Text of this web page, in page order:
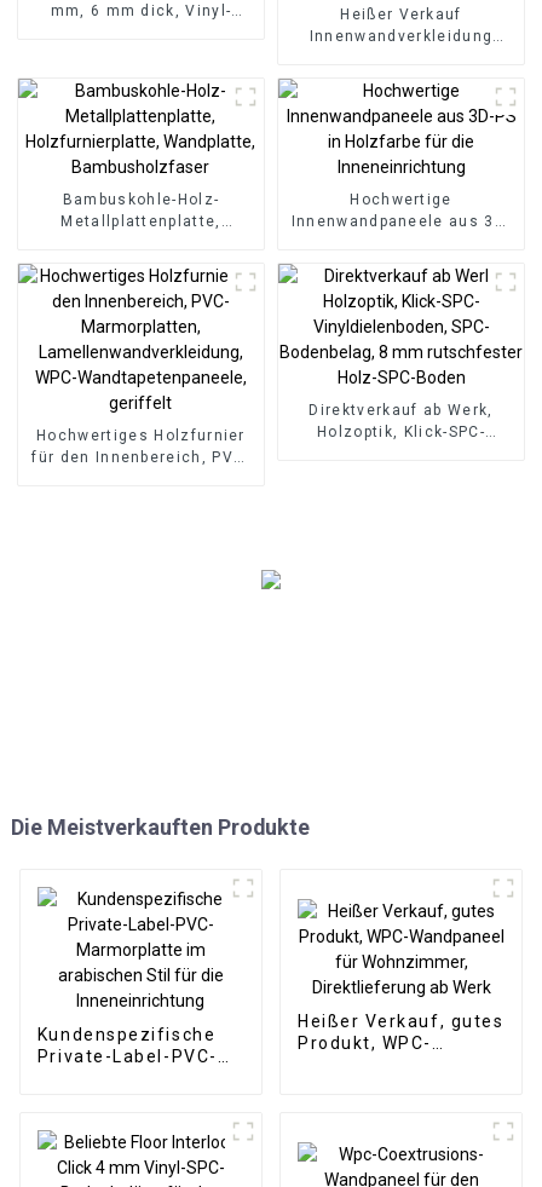
mm, 6 mm dick, Vinyl-
Heißer Verkauf
Innenwandverkleidung
Holz Kunststoff
Verbundplatte Geriffelte
Wpc Wandpaneel
Bambuskohle-Holz-
Metallplattenplatte,
Wandplatte,
Bambusholzfaser
Hochwertige
Innenwandpaneele aus 3D-
Inneneinrichtung
Hochwertiges Holzfurnier
für den Innenbereich, PVC-
Direktverkauf ab Werk,
Holzoptik, Klick-SPC-
Die Meistverkauften Produkte
Kundenspezifische
Private-Label-PVC-
Heißer Verkauf, gutes
Produkt, WPC-